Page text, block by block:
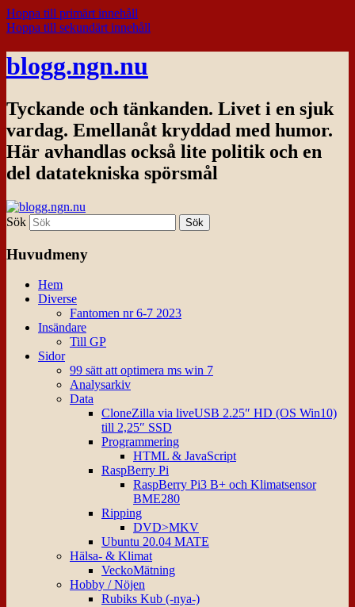
Hoppa till primärt innehåll
Hoppa till sekundärt innehåll
blogg.ngn.nu
Tyckande och tänkanden. Livet i en sjuk
vardag. Emellanåt kryddad med humor.
Här avhandlas också lite politik och en
del datatekniska spörsmål
Sök
Huvudmeny
Hem
Diverse
Fantomen nr 6-7 2023
Insändare
Till GP
Sidor
99 sätt att optimera ms win 7
Analysarkiv
Data
CloneZilla via liveUSB 2.25″ HD (OS Win10)
till 2,25″ SSD
Programmering
HTML & JavaScript
RaspBerry Pi
RaspBerry Pi3 B+ och Klimatsensor
BME280
Ripping
DVD>MKV
Ubuntu 20.04 MATE
Hälsa- & Klimat
VeckoMätning
Hobby / Nöjen
Rubiks Kub (-nya-)